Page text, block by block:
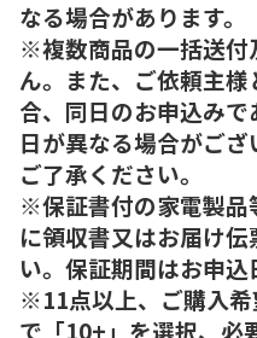
なる場合があります。
※複数商品の一括送付
ん。また、ご依頼主
合、同日のお申込み
日が異なる場合がご
ご了承ください。
※保証書付の家電製品
に領収書又はお届け
い。保証期間はお申込
※11点以上、ご購入
で「10+」を選択、必